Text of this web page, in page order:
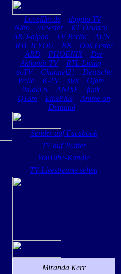
Lovefilm.de
doppio TV
Nitro
viewster
RT Deutsch
ARD-alpha
TV Berlin
AUS
RTL II YOU
BR
Das Erste/
ARD
PHOENIX
Der
Aktionär TV
RTL Living
eoTV
Channel21
Deutsche
Welle
K-TV sixx
Ojom
Wuaki.tv
ANIXE
funk
QTom
EinsPlus
Anime on
Demand
Sender auf Facebook
TV auf Twitter
YouTube-Kanäle
TV-Livestreams sehen
Miranda Kerr